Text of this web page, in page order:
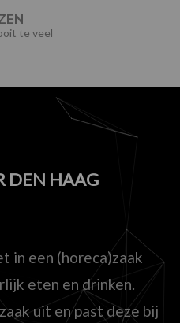
te veel
DEN HAAG
in een (horeca)zaak
eten en drinken.
uit en past deze bij